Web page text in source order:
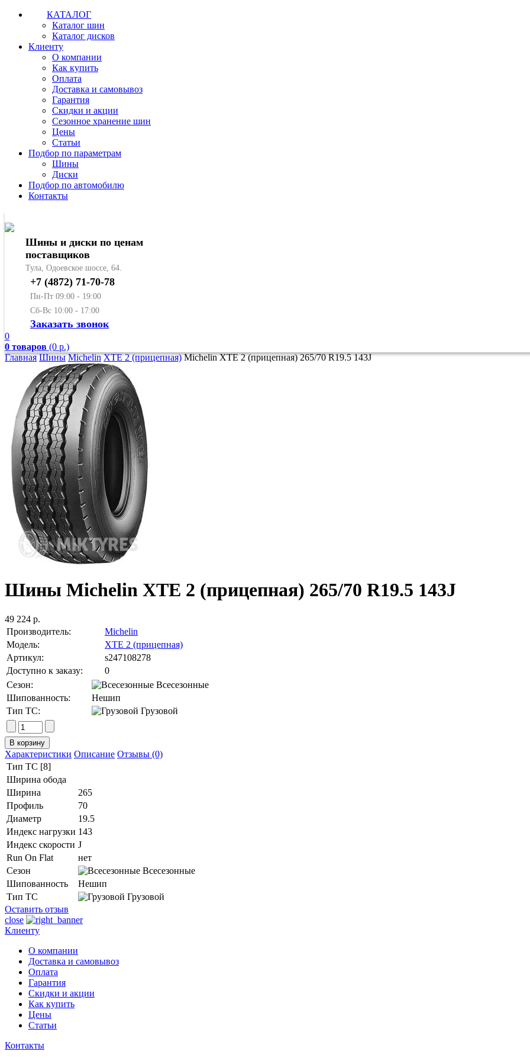
КАТАЛОГ
Каталог шин
Каталог дисков
Клиенту
О компании
Как купить
Оплата
Доставка и самовывоз
Гарантия
Скидки и акции
Сезонное хранение шин
Цены
Статьи
Подбор по параметрам
Шины
Диски
Подбор по автомобилю
Контакты
Шины и диски по ценам
поставщиков
Тула, Одоевское шоссе, 64.
+7 (4872) 71-70-78
Пн-Пт 09:00 - 19:00
Сб-Вс 10:00 - 17:00
Заказать звонок
0
0 товаров (0 р.)
Главная Шины Michelin XTE 2 (прицепная)Michelin XTE 2 (прицепная) 265/70 R19.5 143J
Шины Michelin XTE 2 (прицепная) 265/70 R19.5 143J
49 224 р.
Производитель:
Michelin
Модель:
XTE 2 (прицепная)
Артикул:
s247108278
Доступно к заказу:
0
Сезон:
Всесезонные
Шипованность:
Нешип
Тип ТС:
Грузовой
Характеристики Описание Отзывы (0)
Тип ТС [8]
Ширина обода
Ширина
265
Профиль
70
Диаметр
19.5
Индекс нагрузки 143
Индекс скорости J
Run On Flat
нет
Сезон
Всесезонные
Шипованность
Нешип
Тип ТС
Грузовой
Оставить отзыв
close
Клиенту
О компании
Доставка и самовывоз
Оплата
Гарантия
Скидки и акции
Как купить
Цены
Статьи
Контакты